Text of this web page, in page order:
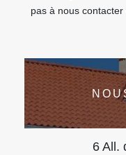
pas à nous
6 All.